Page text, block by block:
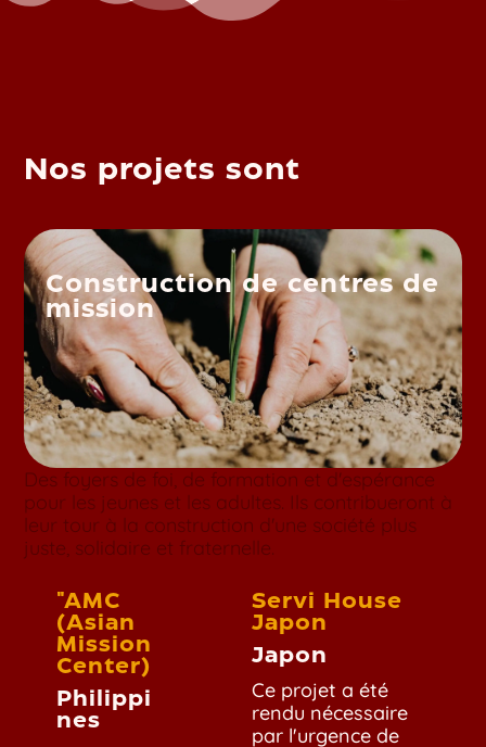
Nos projets sont
Construction de centres de
mission
Des foyers de foi, de formation et d'espérance
pour les jeunes et les adultes. Ils contribueront à
leur tour à la construction d'une société plus
juste, solidaire et fraternelle.
"AMC
(Asian
Mission
Center)
Philippi
nes
Servi House
Japon
Japon
Ce projet a été
rendu nécessaire
par l'urgence de